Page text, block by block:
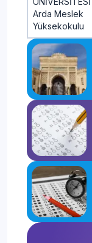
Arda Meslek
Yüksekokulu